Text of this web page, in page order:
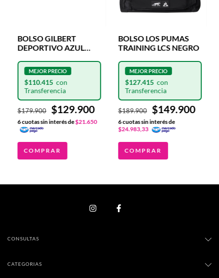
BOLSO GILBERT
DEPORTIVO AZUL
HOLDALL
ENTRENAMIENTO
$179.900 $129.900
$110.415
6cuotas sin interés de$21.650
COMPRAR
BOLSO LOS PUMAS
TRAINING LCS NEGRO
$189.900 $149.900
$127.415
6cuotas sin interés de
$24.983,33
COMPRAR
CONSULTAS
CATEGORIAS